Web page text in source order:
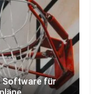
Software für